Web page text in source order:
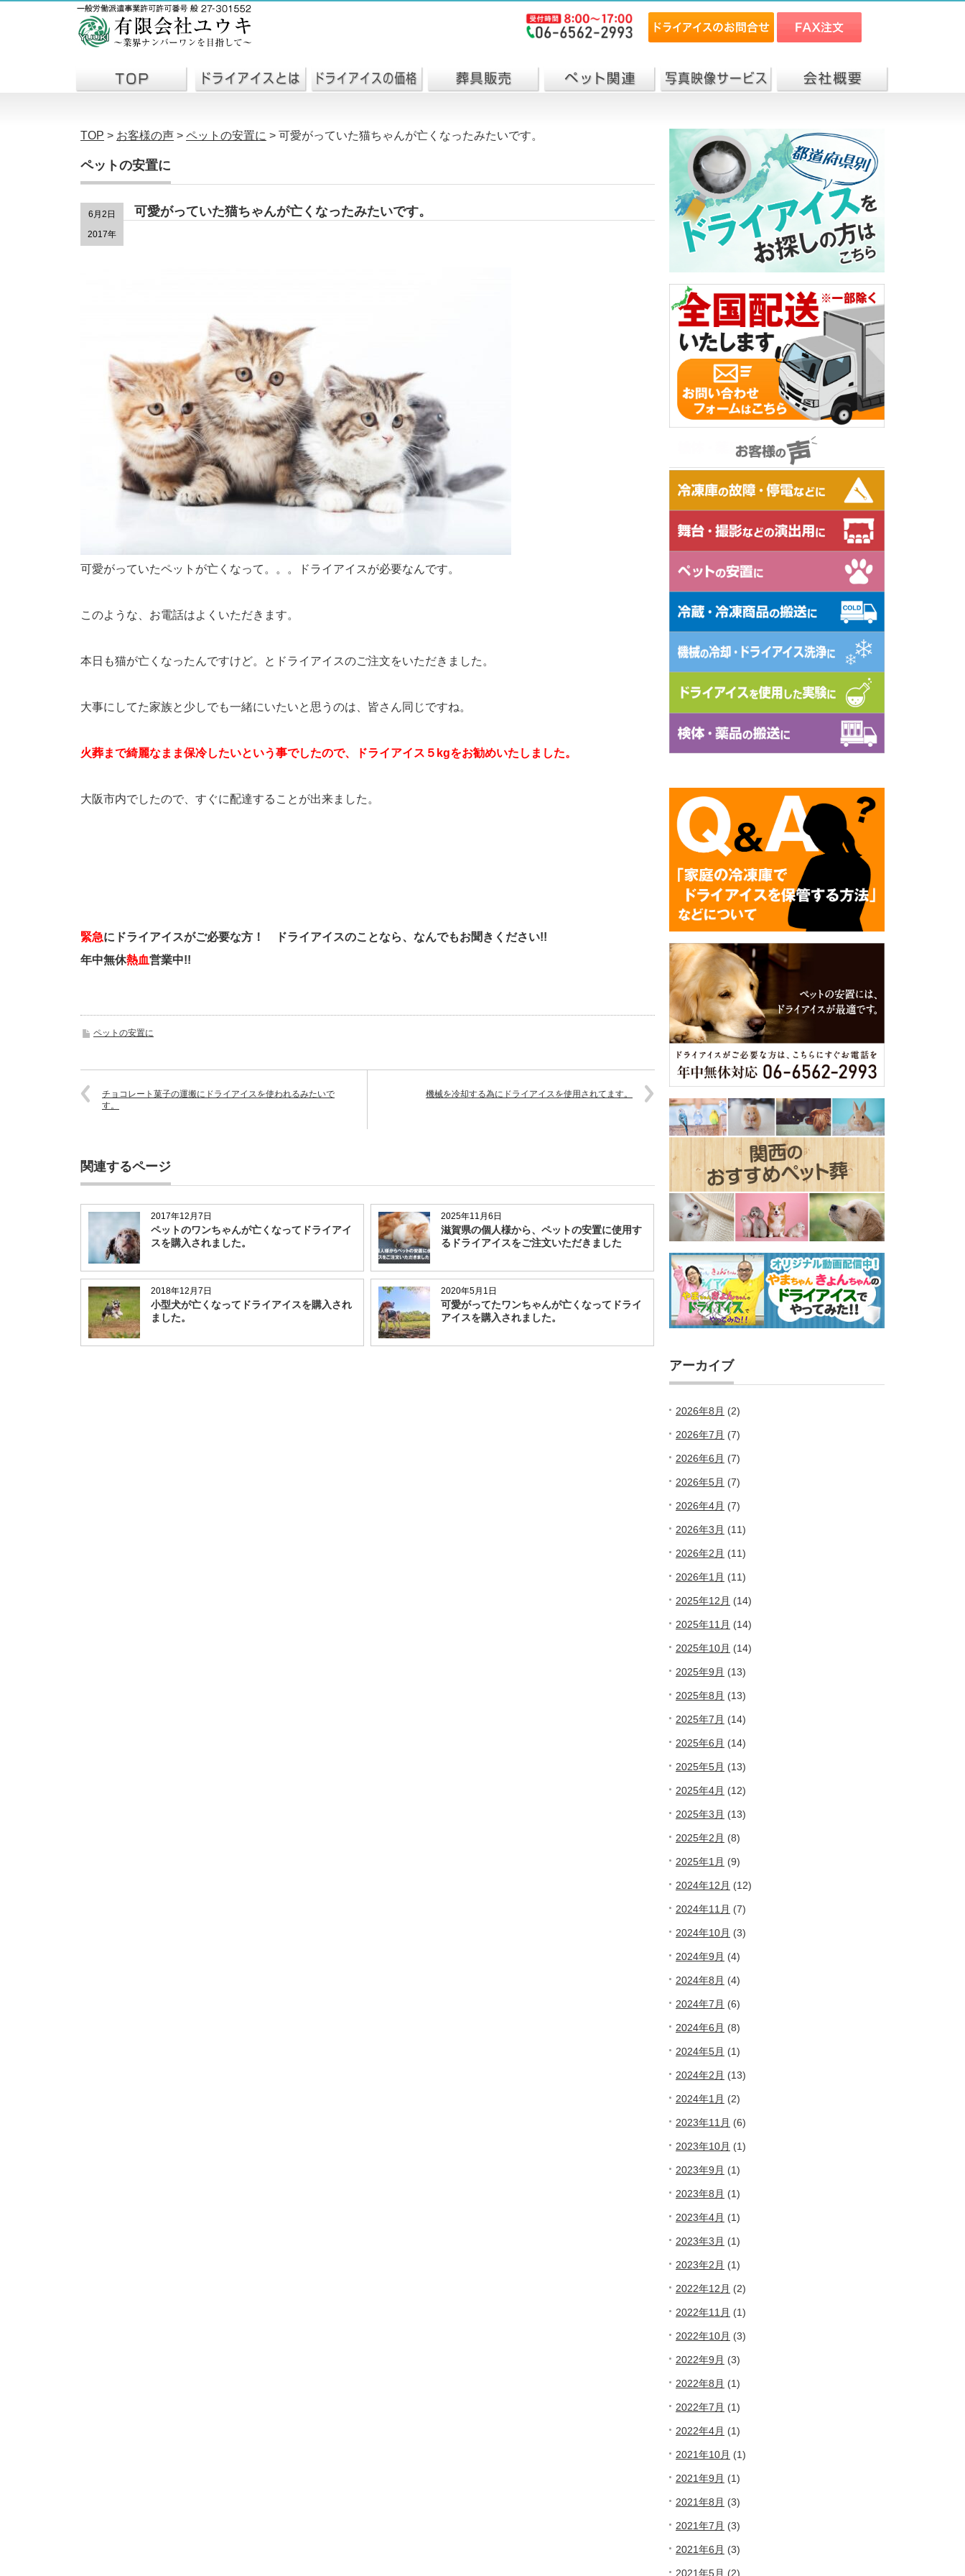
TOP > お客様の声 > ペットの安置に > 可愛がっていた猫ちゃんが亡くなったみたいです。
ペットの安置に
6月2日
2017年
可愛がっていた猫ちゃんが亡くなったみたいです。
可愛がっていたペットが亡くなって。。。ドライアイスが必要なんです。
このような、お電話はよくいただきます。
本日も猫が亡くなったんですけど。とドライアイスのご注文をいただきました。
大事にしてた家族と少しでも一緒にいたいと思うのは、皆さん同じですね。
火葬まで綺麗なまま保冷したいという事でしたので、ドライアイス５kgをお勧めいたしました。
大阪市内でしたので、すぐに配達することが出来ました。
緊急にドライアイスがご必要な方！
ドライアイスのことなら、なんでもお聞きください!!
年中無休熱血営業中!!
ペットの安置に
チョコレート菓子の運搬にドライアイスを使われるみたいで
す。
機械を冷却する為にドライアイスを使用されてます。
関連するページ
2017年12月7日
ペットのワンちゃんが亡くなってドライアイ
スを購入されました。
2025年11月6日
滋賀県の個人様から、ペットの安置に使用す
るドライアイスをご注文いただきました
2018年12月7日
小型犬が亡くなってドライアイスを購入され
ました。
2020年5月1日
可愛がってたワンちゃんが亡くなってドライ
アイスを購入されました。
アーカイブ
2026年8月 (2)
2026年7月 (7)
2026年6月 (7)
2026年5月 (7)
2026年4月 (7)
2026年3月 (11)
2026年2月 (11)
2026年1月 (11)
2025年12月 (14)
2025年11月 (14)
2025年10月 (14)
2025年9月 (13)
2025年8月 (13)
2025年7月 (14)
2025年6月 (14)
2025年5月 (13)
2025年4月 (12)
2025年3月 (13)
2025年2月 (8)
2025年1月 (9)
2024年12月 (12)
2024年11月 (7)
2024年10月 (3)
2024年9月 (4)
2024年8月 (4)
2024年7月 (6)
2024年6月 (8)
2024年5月 (1)
2024年2月 (13)
2024年1月 (2)
2023年11月 (6)
2023年10月 (1)
2023年9月 (1)
2023年8月 (1)
2023年4月 (1)
2023年3月 (1)
2023年2月 (1)
2022年12月 (2)
2022年11月 (1)
2022年10月 (3)
2022年9月 (3)
2022年8月 (1)
2022年7月 (1)
2022年4月 (1)
2021年10月 (1)
2021年9月 (1)
2021年8月 (3)
2021年7月 (3)
2021年6月 (3)
2021年5月 (2)